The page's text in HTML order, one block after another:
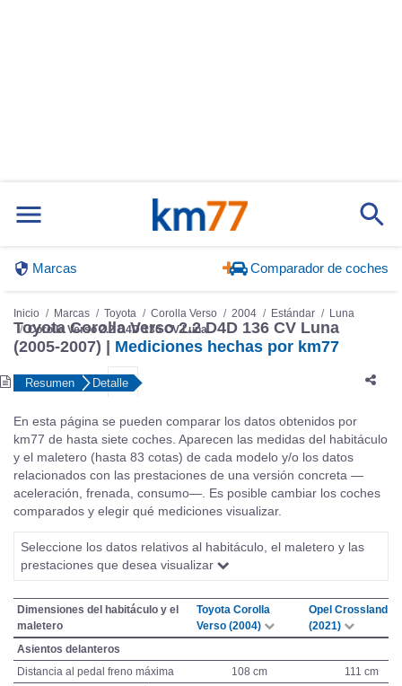
Marcas Comparador de coches
Inicio Marcas Toyota Corolla Verso 2004 Estándar
Luna
Corolla Verso 2.2 D4D 136 CV Luna
Toyota Corolla Verso 2.2 D4D 136 CV Luna
(2005-2007) | Mediciones hechas por km77
Resumen Detalle
En esta página se pueden comparar los datos obtenidos por
km77 de hasta siete coches. Aparecen las medidas del habitáculo
y el maletero (hasta 83 cotas) de cada modelo y/o los datos
relacionados con las prestaciones de una versión concreta —
aceleración, frenada, consumo—. Es posible cambiar los coches
comparados y elegir qué mediciones visualizar.
Seleccione los datos relativos al habitáculo, el maletero y las
prestaciones que desea visualizar
Dimensiones del habitáculo y el
maletero
Toyota Corolla
Verso (2004)
Opel Crossland
(2021)
Asientos delanteros
Distancia al pedal freno máxima
108 cm
111 cm